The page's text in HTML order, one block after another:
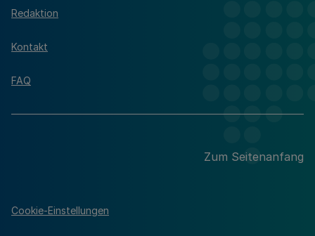
Redaktion
Kontakt
FAQ
Zum Seitenanfang
Cookie-Einstellungen